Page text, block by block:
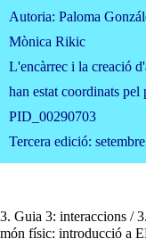
Autoria: Paloma
Mònica Rikic
L'encàrrec i la creació
han estat coordinats
PID_00290703
Tercera edició:
3. Guia 3: interaccions /
món físic: introducció a